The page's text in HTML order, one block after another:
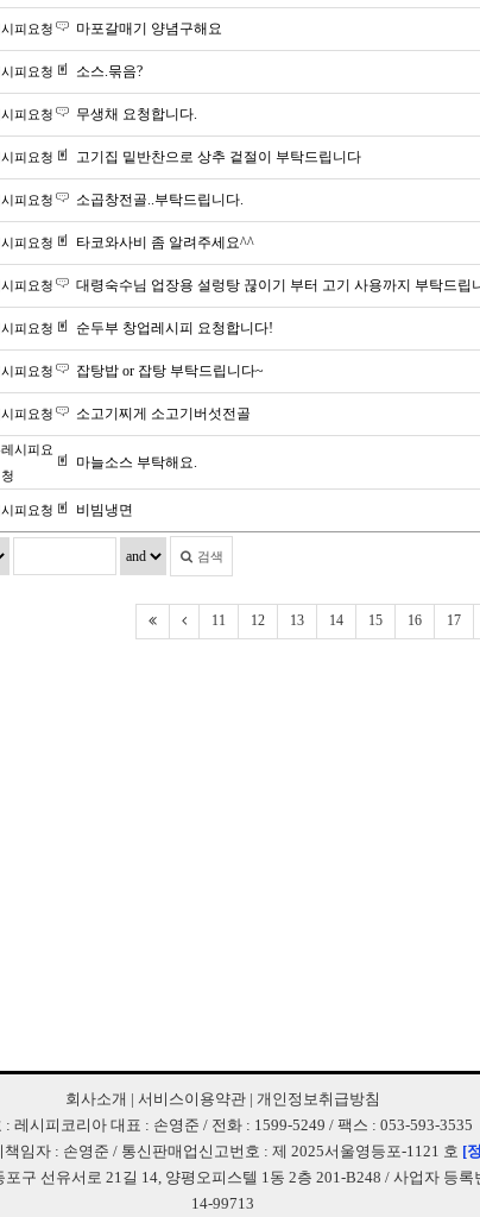
피요청 마포갈매기 양념구해요
피요청 소스.묶음?
피요청 무생채 요청합니다.
피요청 고기집 밑반찬으로 상추 겉절이 부탁드립니다
피요청 소곱창전골..부탁드립니다.
피요청 타코와사비 좀 알려주세요^^
피요청 대령숙수님 업장용 설렁탕 끊이기 부터 고기 사용까지 부탁드립
피요청 순두부 창업레시피 요청합니다!
피요청 잡탕밥 or 잡탕 부탁드립니다~
피요청 소고기찌게 소고기버섯전골
시피요
청
마늘소스 부탁해요.
피요청 비빔냉면
검색
11 12 13 14 15 16 17
회사소개 | 서비스이용약관| 개인정보취급방침
: 레시피코리아 대표 : 손영준 / 전화 : 1599-5249 / 팩스 : 053-593-3535
임자 : 손영준 / 통신판매업신고번호 : 제 2025서울영등포-1121 호 [
포구 선유서로 21길 14, 양평오피스텔 1동 2층 201-B248 / 사업자 등록
14-99713